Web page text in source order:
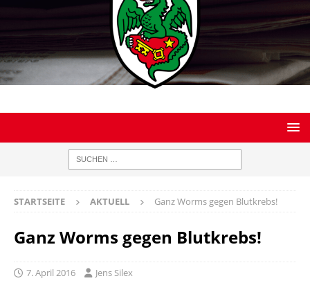
STARTSEITE AKTUELL Ganz Worms gegen Blutkrebs!
Ganz Worms gegen Blutkrebs!
7. April 2016 Jens Silex